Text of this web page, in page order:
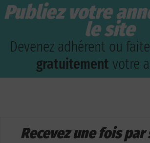
Publiez votre
le site
Devenez adhérent ou
gratuitement votre
Recevez une fois par